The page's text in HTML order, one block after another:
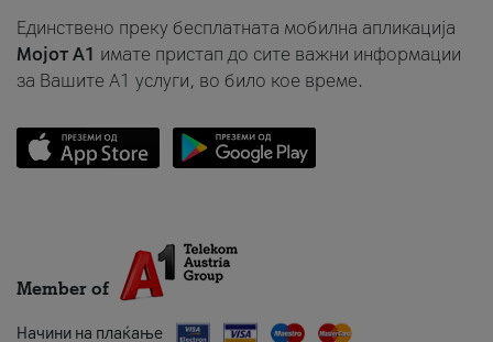
Единствено преку бесплатната мобилна апликација
Мојот A1 имате пристап до сите важни информации
за Вашите A1 услуги, во било кое време.
Member of
Начини на плаќање